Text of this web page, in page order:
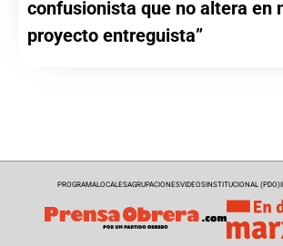
confusionista que no altera en
proyecto entreguista”
PROGRAMALOCALESAGRUPACIONESVIDEOSINSTITUCIONAL (PDO)